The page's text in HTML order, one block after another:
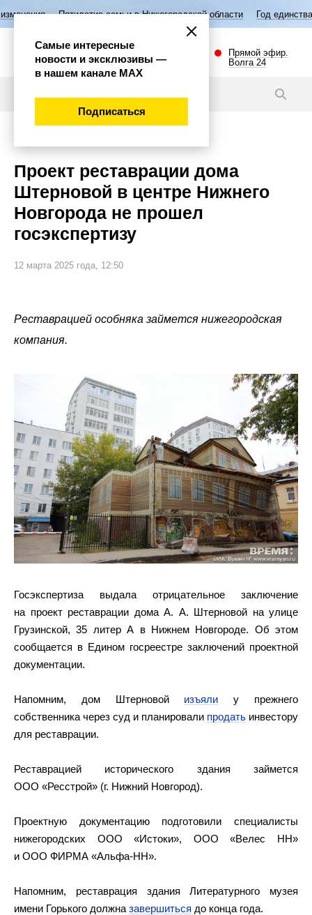
семьи в Нижегородской области Год единства народов
Прямой эфир.
Волга 24
Проект реставрации дома
Штерновой в центре Нижнего
Новгорода не прошел
госэкспертизу
12 марта 2025 года, 12:50
Реставрацией особняка займется нижегородская
компания.
Госэкспертиза выдала отрицательное заключение
на проект реставрации дома А. А. Штерновой на улице
Грузинской, 35 литер А в Нижнем Новгороде. Об этом
сообщается в Едином госреестре заключений проектной
документации.
Напомним, дом Штерновой изъяли у прежнего
собственника через суд и планировали продать инвестору
для реставрации.
Реставрацией исторического здания займется
ООО «Ресстрой» (г. Нижний Новгород).
Проектную документацию подготовили специалисты
нижегородских ООО «Истоки», ООО «Велес НН»
и ООО ФИРМА «Альфа-НН».
Напомним, реставрация здания Литературного музея
имени Горького должна завершиться до конца года.
Самые интересные
новости и эксклюзивы —
в нашем канале МАХ
Подписаться